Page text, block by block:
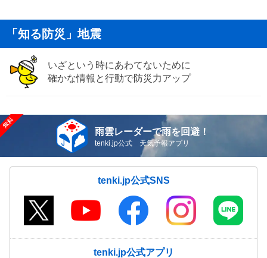
「知る防災」地震
いざという時にあわてないために
確かな情報と行動で防災力アップ
雨雲レーダーで雨を回避！
tenki.jp公式 天気予報アプリ
tenki.jp公式SNS
tenki.jp公式アプリ